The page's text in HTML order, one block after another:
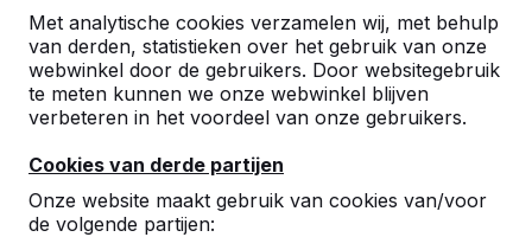
Met analytische cookies verzamelen wij, met behulp
van derden, statistieken over het gebruik van onze
webwinkel door de gebruikers. Door websitegebruik
te meten kunnen we onze webwinkel blijven
verbeteren in het voordeel van onze gebruikers.
Cookies van derde partijen
Onze website maakt gebruik van cookies van/voor
de volgende partijen: